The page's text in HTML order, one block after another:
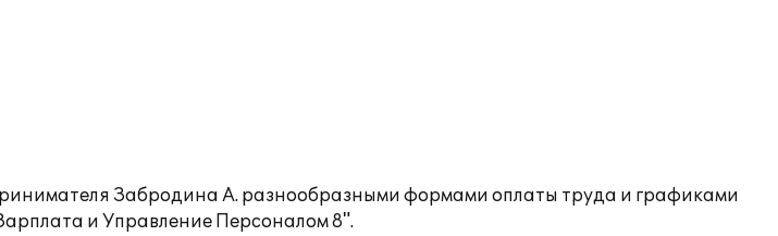
Забродина А. разнообразными формами оплаты труда и графиками
и Управление Персоналом 8".